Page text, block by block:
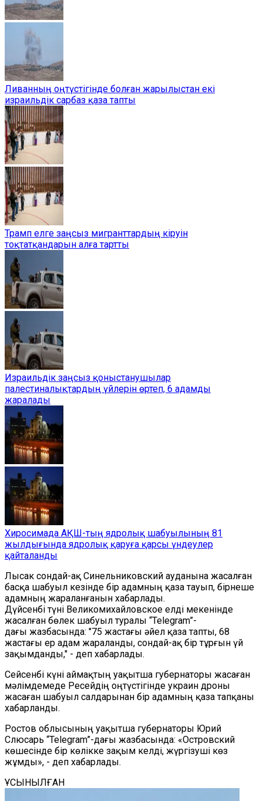
Ливанның оңтүстігінде болған жарылыстан екі
израильдік сарбаз қаза тапты
Трамп елге заңсыз мигранттардың кіруін
тоқтатқандарын алға тартты
Израильдік заңсыз қоныстанушылар
палестиналықтардың үйлерін өртеп, 6 адамды
жаралады
Хиросимада АҚШ-тың ядролық шабуылының 81
жылдығында ядролық қаруға қарсы үндеулер
қайталанды
Лысак сондай-ақ Синельниковский ауданына жасалған
басқа шабуыл кезінде бір адамның қаза тауып, бірнеше
адамның жараланғанын хабарлады.
Дүйсенбі түні Великомихайловское елді мекенінде
жасалған бөлек шабуыл туралы “Telegram”-
дағы жазбасында: "75 жастағы әйел қаза тапты, 68
жастағы ер адам жараланды, сондай-ақ бір тұрғын үй
зақымданды," - деп хабарлады.
Сейсенбі күні аймақтың уақытша губернаторы жасаған
мәлімдемеде Ресейдің оңтүстігінде украин дроны
жасаған шабуыл салдарынан бір адамның қаза тапқаны
хабарланды.
Ростов облысының уақытша губернаторы Юрий
Слюсарь “Telegram”-дағы жазбасында: «Островский
көшесінде бір көлікке зақым келді, жүргізуші көз
жұмды», - деп хабарлады.
ҰСЫНЫЛҒАН